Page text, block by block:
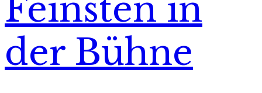
Feinsten in
der Bühne